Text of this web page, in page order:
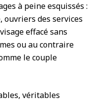
à peine esquissés :
des services
effacé sans
ou au contraire
le couple
véritables